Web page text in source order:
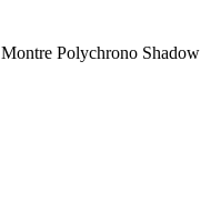
Montre Polychrono Shadow